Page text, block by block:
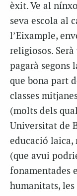
èxit. Ve al
seva escola al
l’Eixample,
religiosos.
pagarà segons
que bona part
classes
(molts dels
Universitat de
educació laica,
(que avui
fonamentades
humanitats, les